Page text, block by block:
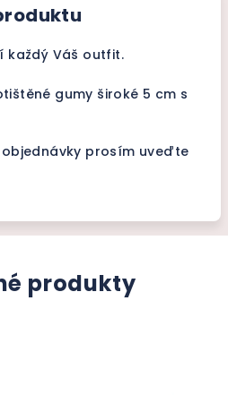
každý Váš outfit.
gumy široké 5 cm s
prosím uveďte
produkty